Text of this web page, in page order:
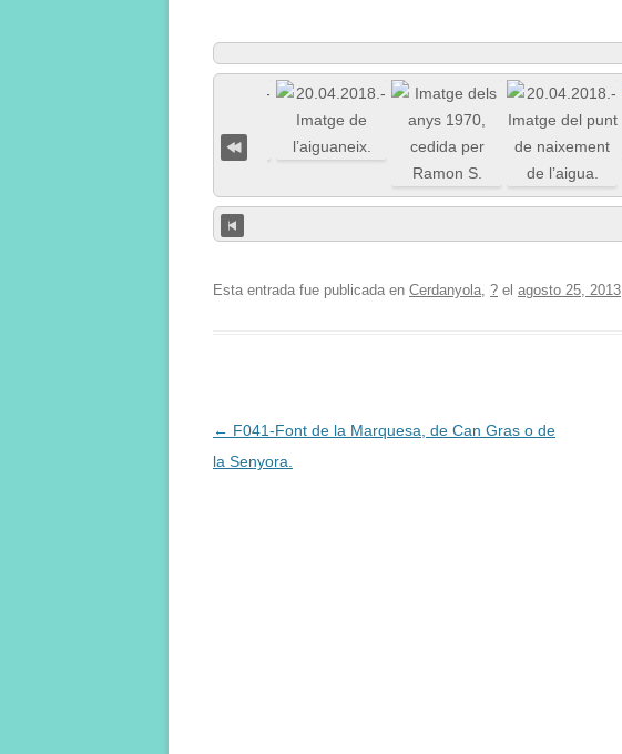
Esta entrada fue publicada en Cerdanyola, ? el agosto 25, 2013
Navegación
de
← F041-Font de la Marquesa, de Can Gras o de
la Senyora.